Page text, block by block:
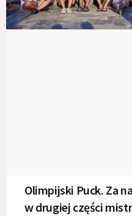
Olimpijski Puck. Za
w drugiej części